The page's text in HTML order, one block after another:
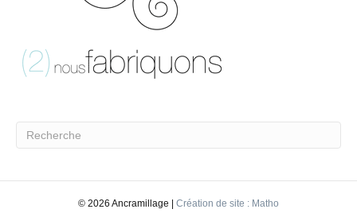
© 2026 Ancramillage | Création de site : Matho